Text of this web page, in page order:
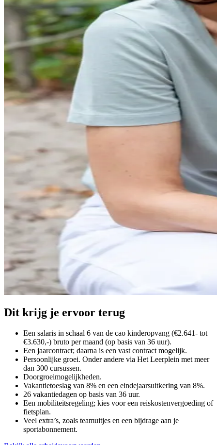
Dit krijg je ervoor terug
Een salaris in schaal 6 van de cao kinderopvang (€2.641- tot
€3.630,-) bruto per maand (op basis van 36 uur).
Een jaarcontract; daarna is een vast contract mogelijk.
Persoonlijke groei. Onder andere via Het Leerplein met meer
dan 300 cursussen.
Doorgroeimogelijkheden.
Vakantietoeslag van 8% en een eindejaarsuitkering van 8%.
26 vakantiedagen op basis van 36 uur.
Een mobiliteitsregeling; kies voor een reiskostenvergoeding of
fietsplan.
Veel extra’s, zoals teamuitjes en een bijdrage aan je
sportabonnement.